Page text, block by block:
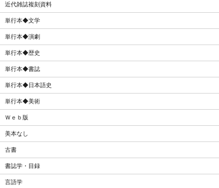
近代雑誌複刻資料
単行本◆文学
単行本◆演劇
単行本◆歴史
単行本◆書誌
単行本◆日本語史
単行本◆美術
Ｗｅｂ版
美本なし
古書
書誌学・目録
言語学